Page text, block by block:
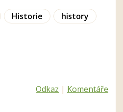
Historie
history
Odkaz | Komentáře